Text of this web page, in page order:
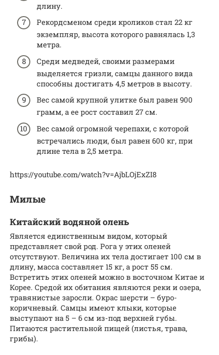
длину.
Рекордсменом среди кроликов стал 22 кг
экземпляр, высота которого равнялась 1,3
метра.
Среди медведей, своими размерами
выделяется гризли, самцы данного вида
способны достигать 4,5 метров в высоту.
Вес самой крупной улитке был равен 900
грамм, а ее рост составил 27 см.
Вес самой огромной черепахи, с которой
встречались люди, был равен 600 кг, при
длине тела в 2,5 метра.
https://youtube.com/watch?v=AjbLOjExZI8
Милые
Китайский водяной олень
Является единственным видом, который
представляет свой род. Рога у этих оленей
отсутствуют. Величина их тела достигает 100 см в
длину, масса составляет 15 кг, а рост 55 см.
Встретить этих оленей можно в восточном Китае и
Корее. Средой их обитания являются реки и озера,
травянистые заросли. Окрас шерсти – буро-
коричневый. Самцы имеют клыки, которые
выступают на 5 – 6 см из-под верхней губы.
Питаются растительной пищей (листья, трава,
грибы).